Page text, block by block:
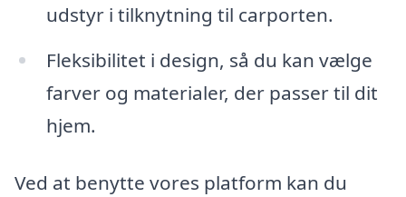
udstyr i tilknytning til carporten.
Fleksibilitet i design, så du kan vælge
farver og materialer, der passer til dit
hjem.
Ved at benytte vores platform kan du